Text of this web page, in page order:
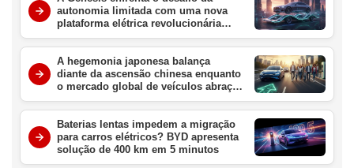
autonomia limitada com uma nova
plataforma elétrica revolucionária
para redefinir o luxo em 2027
A hegemonia japonesa balança
diante da ascensão chinesa enquanto
o mercado global de veículos abraça
a era elétrica definitiva
Baterias lentas impedem a migração
para carros elétricos? BYD apresenta
solução de 400 km em 5 minutos